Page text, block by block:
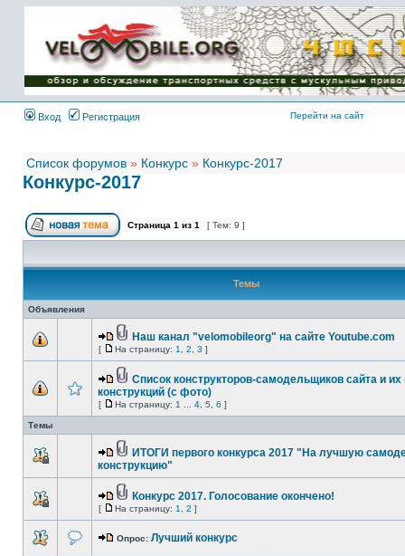
Имя пользователя:
Пароль:
{ LOG_ME_IN_SHORT
}
Вход
Регистрация Перейти на сайт
Список форумов » Конкурс » Конкурс-2017
Конкурс-2017
Страница 1 из 1 [ Тем: 9 ]
Темы
Объявления
Наш канал "velomobileorg" на сайте Youtube.com
[ На страницу: 1 2 3 ]
Список конструкторов-самодельщиков сайта и их
конструкций (с фото)
[ На страницу: 1 4 5 6 ]
Темы
ИТОГИ первого конкурса 2017 "На лучшую
конструкцию"
Конкурс 2017. Голосование окончено!
[ На страницу: 1 2 ]
Опрос: Лучший конкурс